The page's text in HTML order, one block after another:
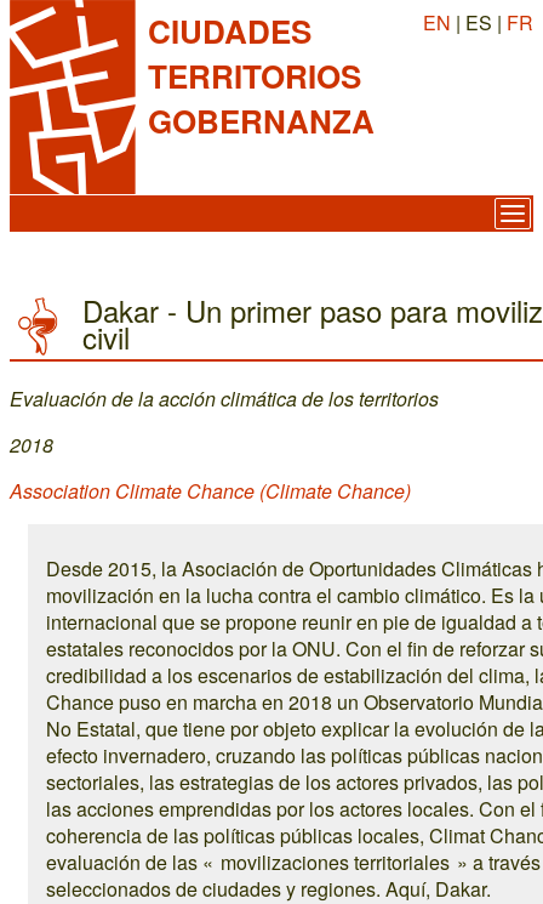
CIUDADES
TERRITORIOS
GOBERNANZA
EN | ES | FR
Dakar - Un primer paso para
civil
Evaluación de la acción climática de los territorios
2018
Association Climate Chance (Climate Chance)
Desde 2015, la Asociación de Oportunidades Climáticas
movilización en la lucha contra el cambio climático. Es
internacional que se propone reunir en pie de igualdad a
estatales reconocidos por la ONU. Con el fin de reforzar
credibilidad a los escenarios de estabilización del clima,
Chance puso en marcha en 2018 un Observatorio
No Estatal, que tiene por objeto explicar la evolución de
efecto invernadero, cruzando las políticas públicas
sectoriales, las estrategias de los actores privados, las
las acciones emprendidas por los actores locales. Con
coherencia de las políticas públicas locales, Climat
evaluación de las « movilizaciones territoriales » a
seleccionados de ciudades y regiones. Aquí, Dakar.